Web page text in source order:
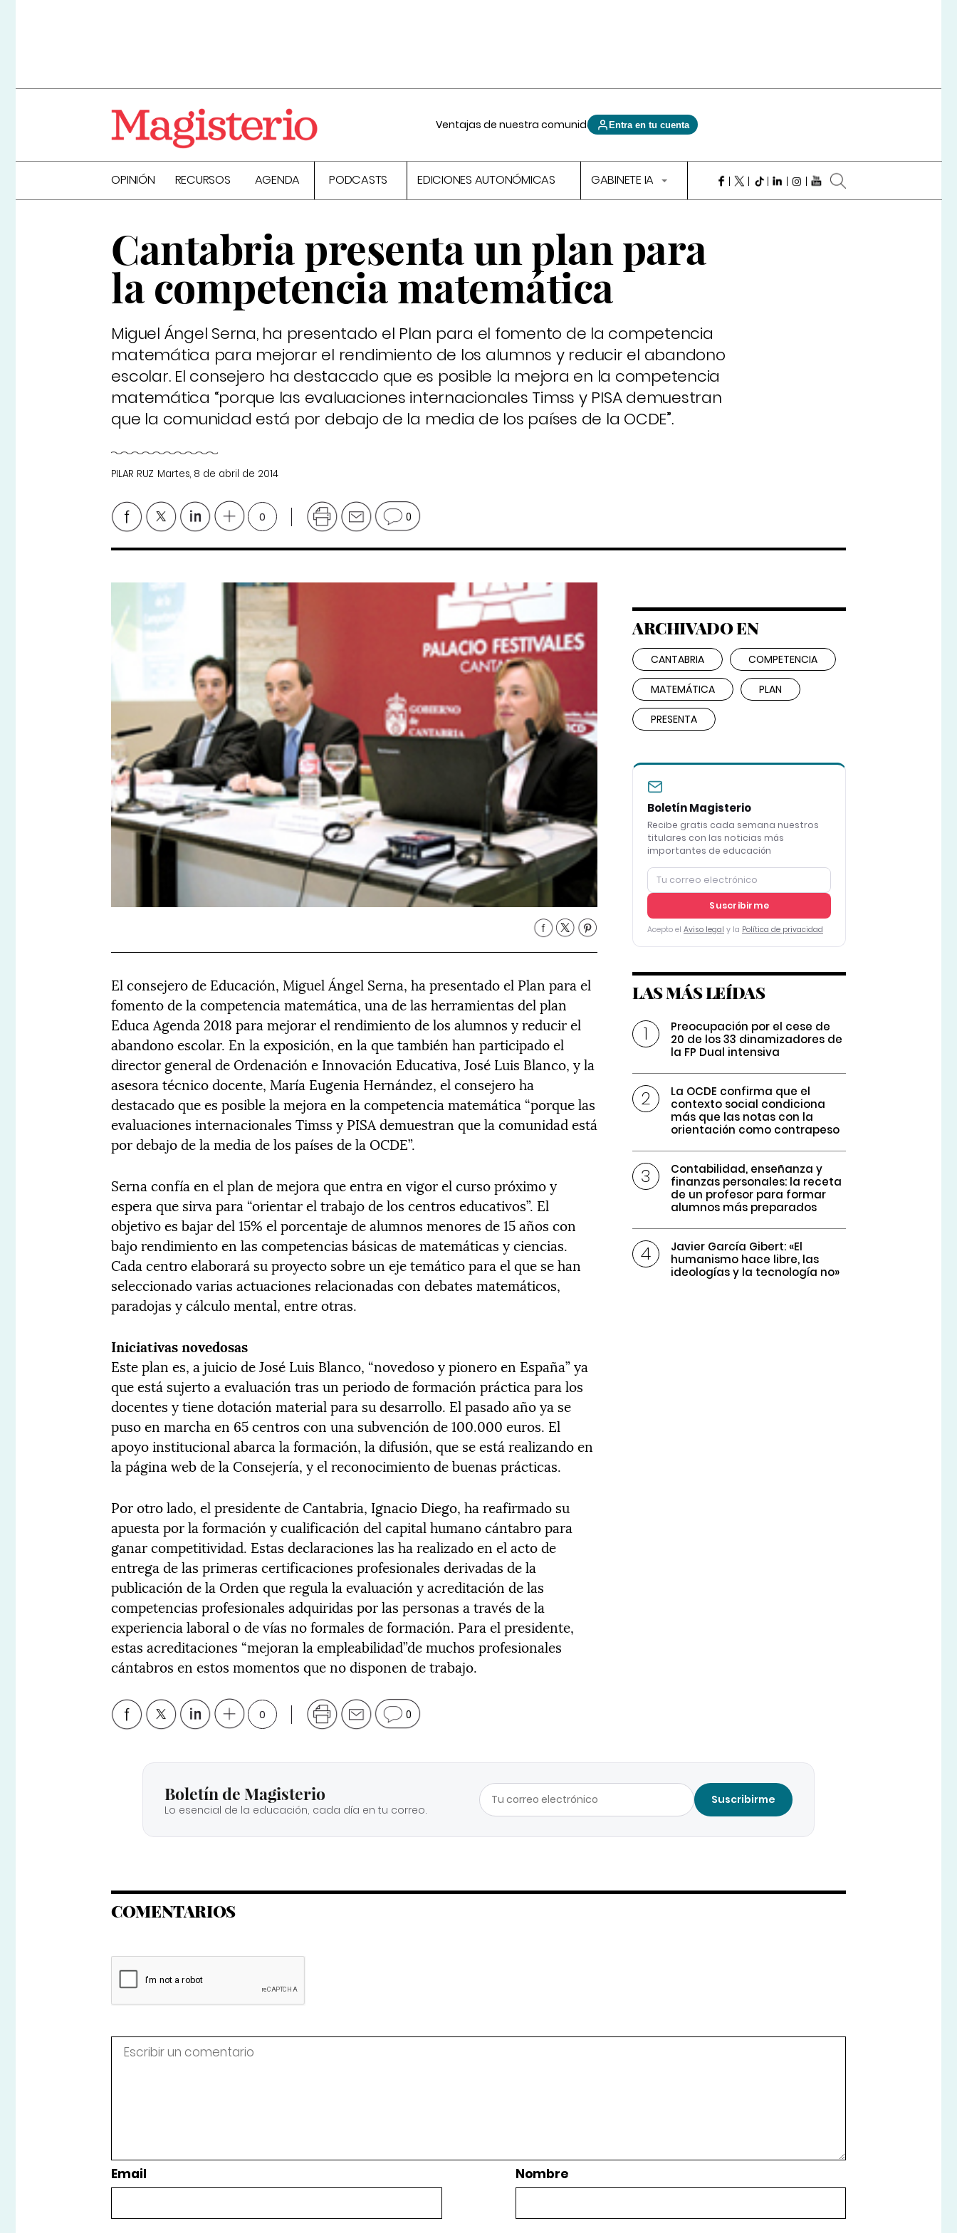
Ventajas de nuestra comunidad Entra en tu cuenta
OPINIÓN RECURSOS AGENDA PODCASTS EDICIONES AUTONÓMICAS GABINETE IA
Cantabria presenta un plan para
la competencia matemática
Miguel Ángel Serna, ha presentado el Plan para el fomento de la competencia
matemática para mejorar el rendimiento de los alumnos y reducir el abandono
escolar. El consejero ha destacado que es posible la mejora en la competencia
matemática “porque las evaluaciones internacionales Timss y PISA demuestran
que la comunidad está por debajo de la media de los países de la OCDE”.
PILAR RUZ Martes, 8 de abril de 2014
0 0
El consejero de Educación, Miguel Ángel Serna, ha presentado el Plan para el
fomento de la competencia matemática, una de las herramientas del plan
Educa Agenda 2018 para mejorar el rendimiento de los alumnos y reducir el
abandono escolar. En la exposición, en la que también han participado el
director general de Ordenación e Innovación Educativa, José Luis Blanco, y la
asesora técnico docente, María Eugenia Hernández, el consejero ha
destacado que es posible la mejora en la competencia matemática “porque las
evaluaciones internacionales Timss y PISA demuestran que la comunidad está
por debajo de la media de los países de la OCDE”.
Serna confía en el plan de mejora que entra en vigor el curso próximo y
espera que sirva para “orientar el trabajo de los centros educativos”. El
objetivo es bajar del 15% el porcentaje de alumnos menores de 15 años con
bajo rendimiento en las competencias básicas de matemáticas y ciencias.
Cada centro elaborará su proyecto sobre un eje temático para el que se han
seleccionado varias actuaciones relacionadas con debates matemáticos,
paradojas y cálculo mental, entre otras.
Iniciativas novedosas
Este plan es, a juicio de José Luis Blanco, “novedoso y pionero en España” ya
que está sujerto a evaluación tras un periodo de formación práctica para los
docentes y tiene dotación material para su desarrollo. El pasado año ya se
puso en marcha en 65 centros con una subvención de 100.000 euros. El
apoyo institucional abarca la formación, la difusión, que se está realizando en
la página web de la Consejería, y el reconocimiento de buenas prácticas.
Por otro lado, el presidente de Cantabria, Ignacio Diego, ha reafirmado su
apuesta por la formación y cualificación del capital humano cántabro para
ganar competitividad. Estas declaraciones las ha realizado en el acto de
entrega de las primeras certificaciones profesionales derivadas de la
publicación de la Orden que regula la evaluación y acreditación de las
competencias profesionales adquiridas por las personas a través de la
experiencia laboral o de vías no formales de formación. Para el presidente,
estas acreditaciones “mejoran la empleabilidad”de muchos profesionales
cántabros en estos momentos que no disponen de trabajo.
0 0
ARCHIVADO EN
CANTABRIA COMPETENCIA
MATEMÁTICA PLAN
PRESENTA
Boletín Magisterio
Recibe gratis cada semana nuestros
titulares con las noticias más
importantes de educación
Suscribirme
Acepto el Aviso legal y la Política de privacidad
LAS MÁS LEÍDAS
Preocupación por el cese de
20 de los 33 dinamizadores de
la FP Dual intensiva
La OCDE confirma que el
contexto social condiciona
más que las notas con la
orientación como contrapeso
Contabilidad, enseñanza y
finanzas personales: la receta
de un profesor para formar
alumnos más preparados
Javier García Gibert: «El
humanismo hace libre, las
ideologías y la tecnología no»
Boletín de Magisterio
Lo esencial de la educación, cada día en tu correo.
Suscribirme
COMENTARIOS
Email Nombre